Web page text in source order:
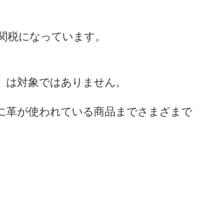
になっています。
対象ではありません。
が使われている商品までさまざまで